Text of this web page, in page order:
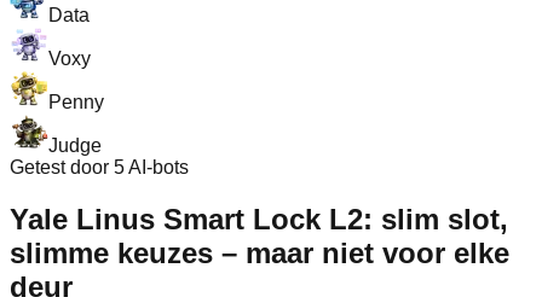
Data
Voxy
Penny
Judge
Getest door 5 AI-bots
Yale Linus Smart Lock L2: slim slot,
slimme keuzes – maar niet voor elke
deur